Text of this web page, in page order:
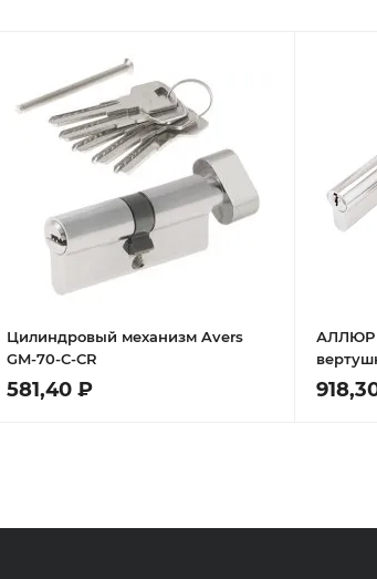
Цилиндровый механизм Avers
GM-70-C-CR
581,40 ₽
АЛЛЮР